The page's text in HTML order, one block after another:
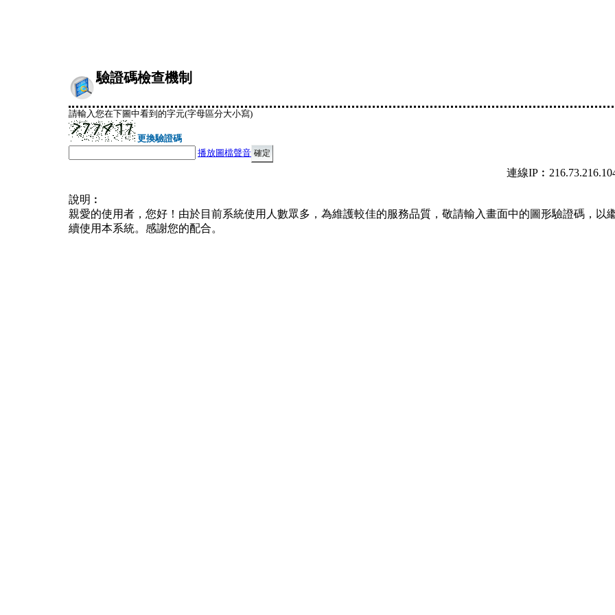
驗證碼檢查機制
請輸入您在下圖中看到的字元(字母區分大小寫)
更換驗證碼
播放圖檔聲音
連線
說明︰
親愛的使用者，您好！由於目前系統使用人數眾多，為維護較佳的服務品質，敬請輸入畫面中的圖形驗證碼，以
續使用本系統。感謝您的配合。